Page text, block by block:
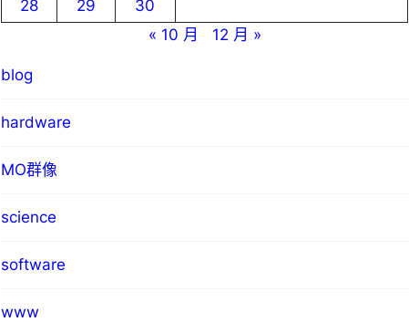
28
29
30
« 10 月
12 月 »
blog
hardware
MO群像
science
software
www